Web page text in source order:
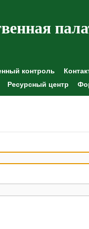
контроль
Ресурсный центр